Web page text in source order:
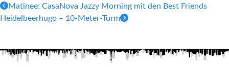
Matinee: CasaNova Jazzy Morning mit den Best Friends
Heidelbeerhugo – 10-Meter-Turm